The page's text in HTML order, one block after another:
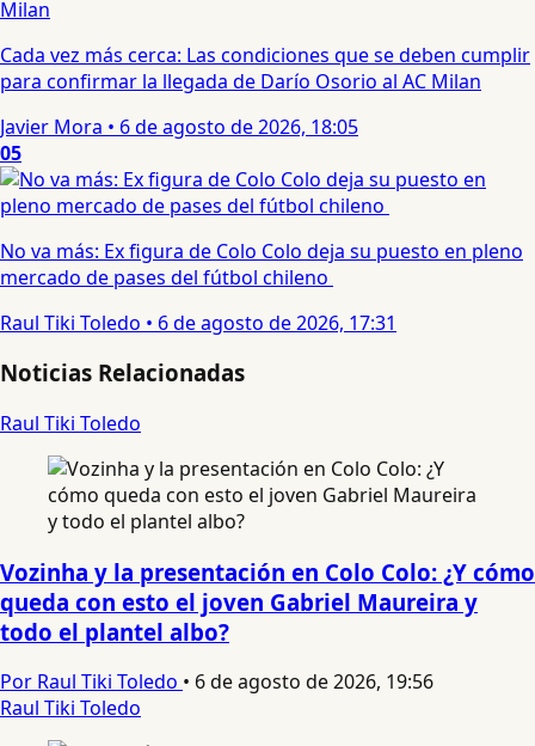
Cada vez más cerca: Las condiciones que se deben cumplir
para confirmar la llegada de Darío Osorio al AC Milan
Javier Mora • 6 de agosto de 2026, 18:05
05
No va más: Ex figura de Colo Colo deja su puesto en pleno
mercado de pases del fútbol chileno
Raul Tiki Toledo • 6 de agosto de 2026, 17:31
Noticias Relacionadas
Raul Tiki Toledo
Vozinha y la presentación en Colo Colo: ¿Y cómo
queda con esto el joven Gabriel Maureira y
todo el plantel albo?
Por Raul Tiki Toledo • 6 de agosto de 2026, 19:56
Raul Tiki Toledo